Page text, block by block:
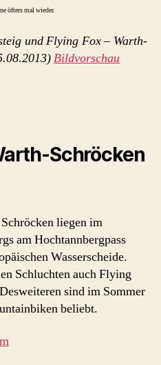
öfters mal wieder.
und Flying Fox – Warth-
Bildvorschau
Schröcken
liegen im
am Hochtannbergpass
Wasserscheide.
Schluchten auch Flying
sind im Sommer
beliebt.